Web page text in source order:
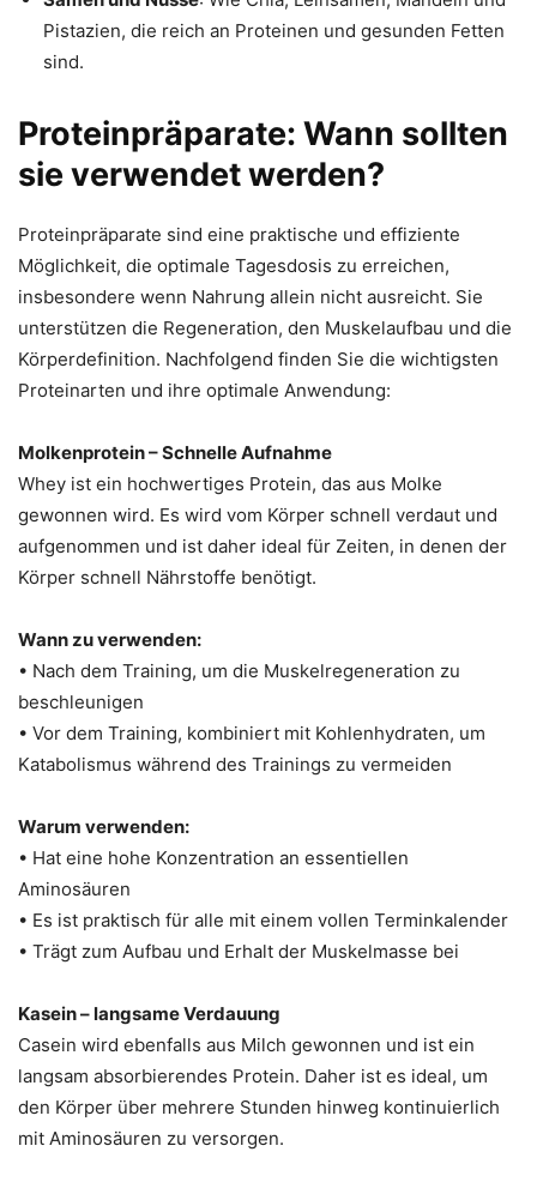
Pistazien, die reich an Proteinen und gesunden Fetten
sind.
Proteinpräparate: Wann sollten
sie verwendet werden?
Proteinpräparate sind eine praktische und effiziente
Möglichkeit, die optimale Tagesdosis zu erreichen,
insbesondere wenn Nahrung allein nicht ausreicht. Sie
unterstützen die Regeneration, den Muskelaufbau und die
Körperdefinition. Nachfolgend finden Sie die wichtigsten
Proteinarten und ihre optimale Anwendung:
Molkenprotein – Schnelle Aufnahme
Whey ist ein hochwertiges Protein, das aus Molke
gewonnen wird. Es wird vom Körper schnell verdaut und
aufgenommen und ist daher ideal für Zeiten, in denen der
Körper schnell Nährstoffe benötigt.
Wann zu verwenden:
• Nach dem Training, um die Muskelregeneration zu
beschleunigen
• Vor dem Training, kombiniert mit Kohlenhydraten, um
Katabolismus während des Trainings zu vermeiden
Warum verwenden:
• Hat eine hohe Konzentration an essentiellen
Aminosäuren
• Es ist praktisch für alle mit einem vollen Terminkalender
• Trägt zum Aufbau und Erhalt der Muskelmasse bei
Kasein – langsame Verdauung
Casein wird ebenfalls aus Milch gewonnen und ist ein
langsam absorbierendes Protein. Daher ist es ideal, um
den Körper über mehrere Stunden hinweg kontinuierlich
mit Aminosäuren zu versorgen.